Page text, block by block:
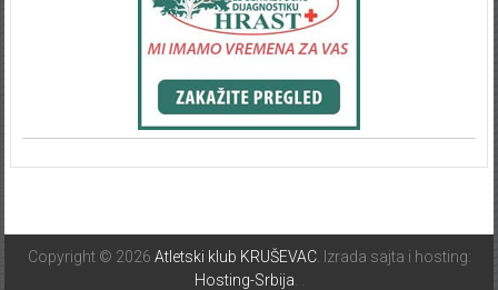
Copyright © 2026 Atletski klub KRUŠEVAC. Izrada sajta i hosting:
Hosting-Srbija. .